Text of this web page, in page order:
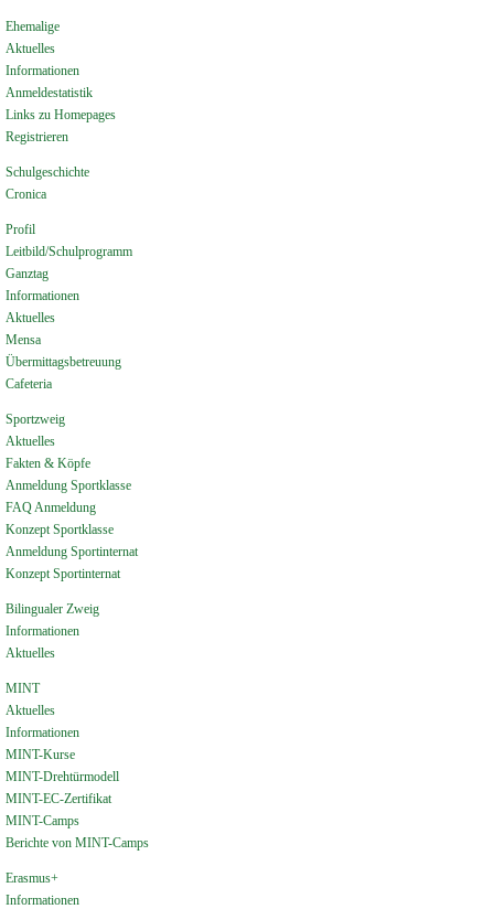
Ehemalige
Aktuelles
Informationen
Anmeldestatistik
Links zu Homepages
Registrieren
Schulgeschichte
Cronica
Profil
Leitbild/Schulprogramm
Ganztag
Informationen
Aktuelles
Mensa
Übermittagsbetreuung
Cafeteria
Sportzweig
Aktuelles
Fakten & Köpfe
Anmeldung Sportklasse
FAQ Anmeldung
Konzept Sportklasse
Anmeldung Sportinternat
Konzept Sportinternat
Bilingualer Zweig
Informationen
Aktuelles
MINT
Aktuelles
Informationen
MINT-Kurse
MINT-Drehtürmodell
MINT-EC-Zertifikat
MINT-Camps
Berichte von MINT-Camps
Erasmus+
Informationen